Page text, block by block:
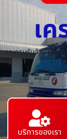
เ
รถเครนรับจ้าง ให้เช่
บริการของเรา